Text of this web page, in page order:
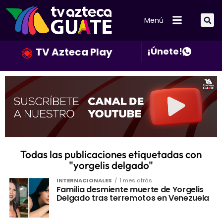
Menú
TV Azteca Play ¡Únete!
Todas las publicaciones etiquetadas con
"yorgelis delgado"
INTERNACIONALES 1 mes atrás
Familia desmiente muerte de Yorgelis
Delgado tras terremotos en Venezuela